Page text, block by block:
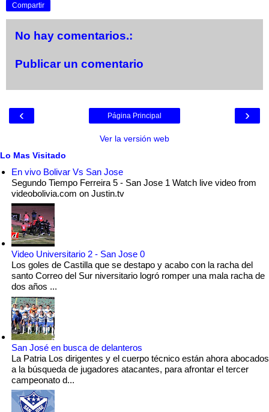
Compartir
No hay comentarios.:
Publicar un comentario
‹ ›
Página Principal
Ver la versión web
Lo Mas Visitado
En vivo Bolivar Vs San Jose
Segundo Tiempo Ferreira 5 - San Jose 1 Watch live video from
videobolivia.com on Justin.tv
Video Universitario 2 - San Jose 0
Los goles de Castilla que se destapo y acabo con la racha del
santo Correo del Sur niversitario logró romper una mala racha de
dos años ...
San José en busca de delanteros
La Patria Los dirigentes y el cuerpo técnico están ahora abocados
a la búsqueda de jugadores atacantes, para afrontar el tercer
campeonato d...